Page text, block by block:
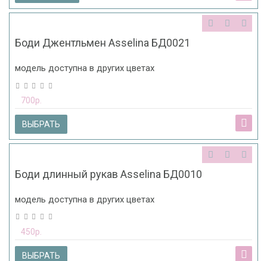
Боди Джентльмен Asselina БД0021
модель доступна в других цветах
700р.
ВЫБРАТЬ
Боди длинный рукав Asselina БД0010
модель доступна в других цветах
450р.
ВЫБРАТЬ